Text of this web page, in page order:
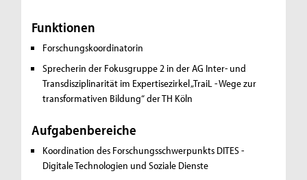
Funktionen
Forschungskoordinatorin
Sprecherin der Fokusgruppe 2 in der AG Inter- und
Transdisziplinarität im Expertisezirkel „TraiL - Wege zur
transformativen Bildung“ der TH Köln
Aufgabenbereiche
Koordination des Forschungsschwerpunkts DITES -
Digitale Technologien und Soziale Dienste